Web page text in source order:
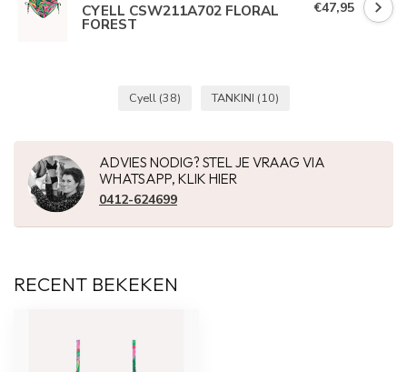
CYELL CSW211A702 FLORAL
FOREST
€47,95
Cyell (38) TANKINI (10)
ADVIES NODIG? STEL JE VRAAG VIA
WHATSAPP, KLIK HIER
0412-624699
RECENT BEKEKEN